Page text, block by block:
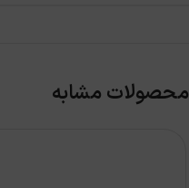
محصولات مشابه